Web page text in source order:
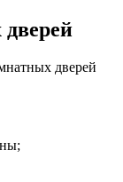
дверей